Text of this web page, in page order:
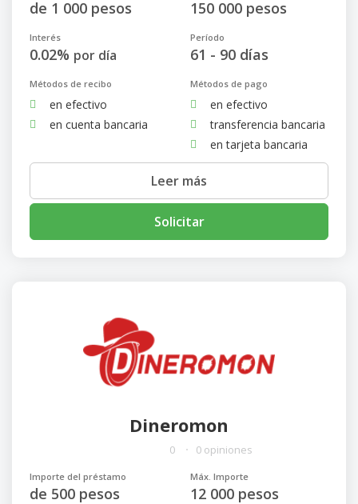
de 1 000 pesos 150 000 pesos
Interés
0.02% por día
Período
61 - 90 días
Métodos de recibo
en efectivo
en cuenta bancaria
Métodos de pago
en efectivo
transferencia bancaria
en tarjeta bancaria
Leer más
Solicitar
Dineromon
0 0 opiniones
Importe del préstamo
de 500 pesos
Máx. Importe
12 000 pesos